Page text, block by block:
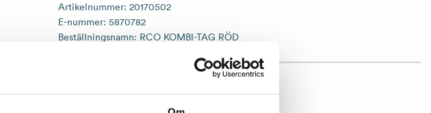
Artikelnummer: 20170502
E-nummer: 5870782
Beställningsnamn: RCO KOMBI-TAG RÖD